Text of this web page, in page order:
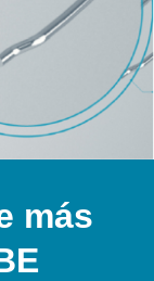
más